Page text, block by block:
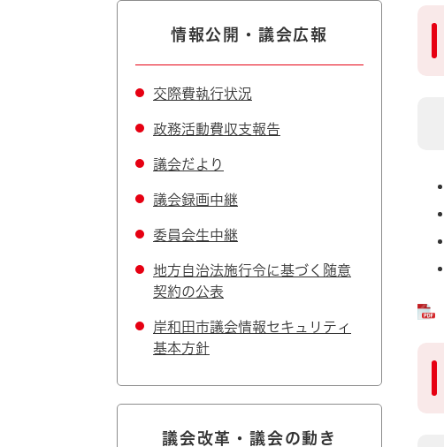
情報公開・議会広報
交際費執行状況
政務活動費収支報告
議会だより
議会録画中継
委員会生中継
地方自治法施行令に基づく随意
契約の公表
岸和田市議会情報セキュリティ
基本方針
議会改革・議会の動き